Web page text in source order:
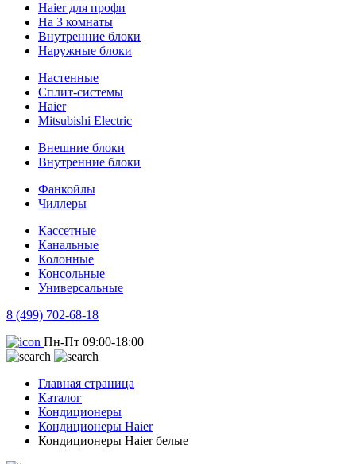
Haier для профи
На 3 комнаты
Внутренние блоки
Наружные блоки
Настенные
Сплит-системы
Haier
Mitsubishi Electric
Внешние блоки
Внутренние блоки
Фанкойлы
Чиллеры
Кассетные
Канальные
Колонные
Консольные
Универсальные
8 (499) 702-68-18
Пн-Пт 09:00-18:00
Главная страница
Каталог
Кондиционеры
Кондиционеры Haier
Кондиционеры Haier белые